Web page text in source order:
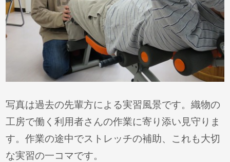
写真は過去の先輩方による実習風景です。織物の
工房で働く利用者さんの作業に寄り添い見守りま
す。作業の途中でストレッチの補助、これも大切
な実習の一コマです。